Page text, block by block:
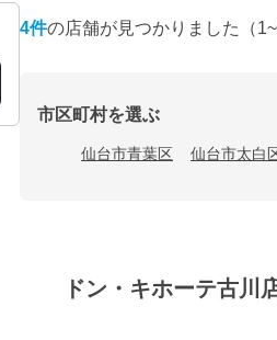
4件の店舗が見つかりました （
市区町村を選ぶ
仙台市青葉区 仙台市太白
ドン・キホーテ古川